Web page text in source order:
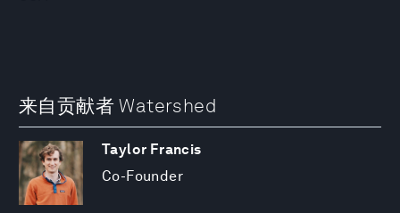
来自贡献者 Watershed
Taylor Francis
Co-Founder